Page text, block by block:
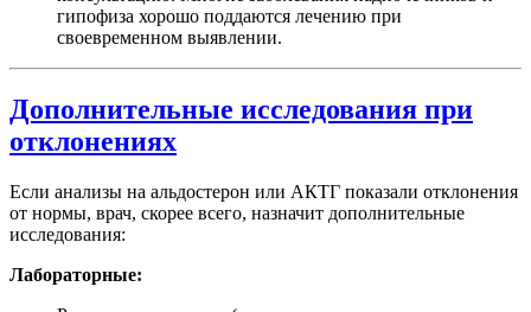
гипофиза хорошо поддаются лечению при
своевременном выявлении.
Дополнительные исследования при
отклонениях
Если анализы на альдостерон или АКТГ показали отклонения
от нормы, врач, скорее всего, назначит дополнительные
исследования:
Лабораторные: